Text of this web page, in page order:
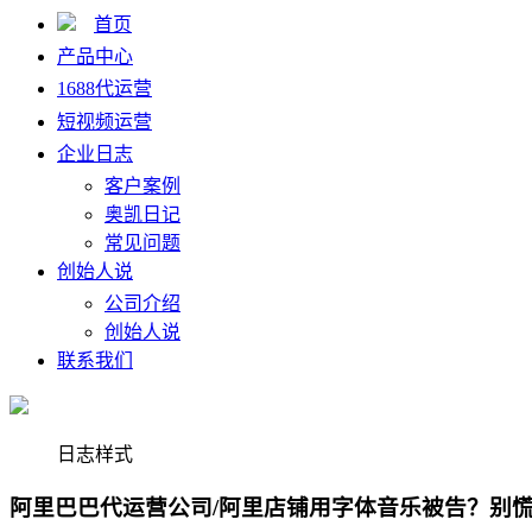
首页
产品中心
1688代运营
短视频运营
企业日志
客户案例
奥凯日记
常见问题
创始人说
公司介绍
创始人说
联系我们
日志样式
阿里巴巴代运营公司/阿里店铺用字体音乐被告？别